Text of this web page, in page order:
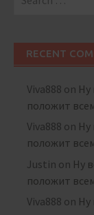
for:
RECENT
Viva888 on Ну
положит
Viva888 on Ну
положит
Justin on Ну
положит
Viva888 on Ну